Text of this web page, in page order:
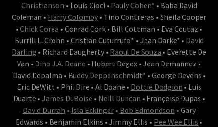
Christianson • Louis Cioci • Pauly Cohen* • Baba David
Coleman • Harry Colomby • Tino Contreras • Sheila Cooper
• Chick Corea • Conrad Cork • Bill Cottman • Eva Coutaz •
Burrill L. Crohn • Cristián Cuturrufo* • Jean Darke* • David
Darling • Richard Daugherty • Raoul De Souza • Everette De
Van • Dino J.A. Deane • Hubert Degex • Jean Demannez •
David Depalma • Buddy Deppenschmidt* • George Devens •
Eric DeWitt • Phil Dire • Al Doane • Dottie Dodgion • Luis
Duarte • James DuBoise • Neill Duncan • Françoise Dupas •
David Durrah • Isla Eckinger• Bob Edmondson • Gary
Edwards • Benjamin Elkins • Jimmy Ellis • Pee Wee Ellis •